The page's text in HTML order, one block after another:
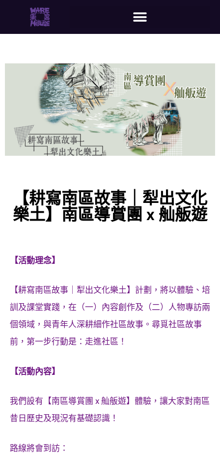
【耕寫南區故事｜犁出文化
樂土】南區導賞團 x 舢舨遊
【活動理念】
【耕寫南區故事｜犁出文化樂土】計劃，將以體驗、培
訓及課堂實踐，在（一）內容創作及（二）人物專訪兩
個領域，與青年人深耕細作社區故事。尋覓社區故事
前，第一步行動是：走進社區！
【活動內容】
我們設有【南區導賞團 x 舢舨遊】體驗，讓大家對南區
昔日歷史及現況有基礎認識！
路線將會到訪：